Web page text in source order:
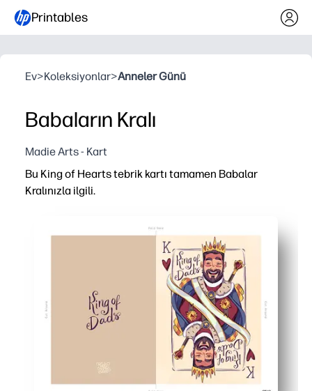
Printables
Ev>Koleksiyonlar>Anneler Günü
Babaların Kralı
Madie Arts - Kart
Bu King of Hearts tebrik kartı tamamen Babalar
Kralınızla ilgili.